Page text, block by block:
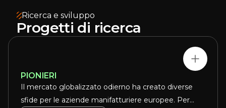
Ricerca e sviluppo
Progetti di ricerca
PIONIERI
Il mercato globalizzato odierno ha creato diverse
sfide per le aziende manifatturiere europee. Per